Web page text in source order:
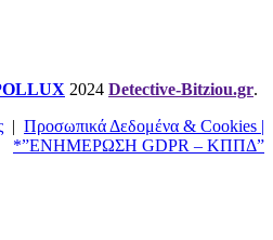
2024 Detective-Bitziou.gr.
| Προσωπικά Δεδομένα & Cookies |
*”ΕΝΗΜΕΡΩΣΗ GDPR – ΚΠΠΔ”